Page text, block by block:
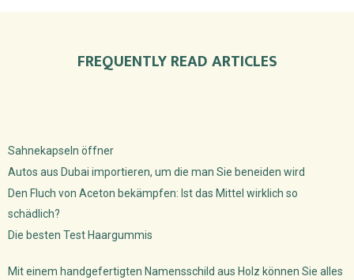
FREQUENTLY READ ARTICLES
Sahnekapseln öffner
Autos aus Dubai importieren, um die man Sie beneiden wird
Den Fluch von Aceton bekämpfen: Ist das Mittel wirklich so
schädlich?
Die besten Test Haargummis
Mit einem handgefertigten Namensschild aus Holz können Sie alles